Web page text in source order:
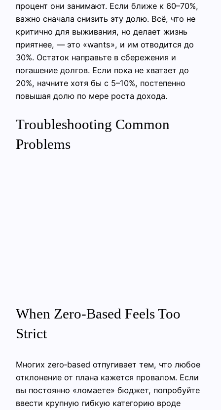
процент они занимают. Если ближе к 60–70%,
важно сначала снизить эту долю. Всё, что не
критично для выживания, но делает жизнь
приятнее, — это «wants», и им отводится до
30%. Остаток направьте в сбережения и
погашение долгов. Если пока не хватает до
20%, начните хотя бы с 5–10%, постепенно
повышая долю по мере роста дохода.
Troubleshooting Common
Problems
When Zero-Based Feels Too
Strict
Многих zero‑based отпугивает тем, что любое
отклонение от плана кажется провалом. Если
вы постоянно «ломаете» бюджет, попробуйте
ввести крупную гибкую категорию вроде